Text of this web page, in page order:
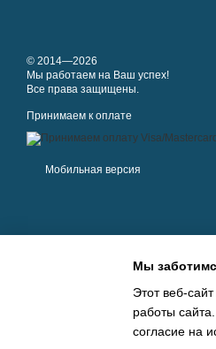
© 2014—2026
Мы работаем на Ваш успех!
Все права защищены.
Принимаем к оплате
Мобильная версия
Мы
Этот веб-
работы
согласие на